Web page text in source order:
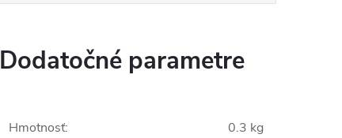
Dodatočné parametre
Hmotnosť: 0.3 kg